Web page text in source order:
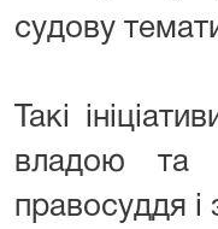
судову
Такі
владою та
правосуддя і